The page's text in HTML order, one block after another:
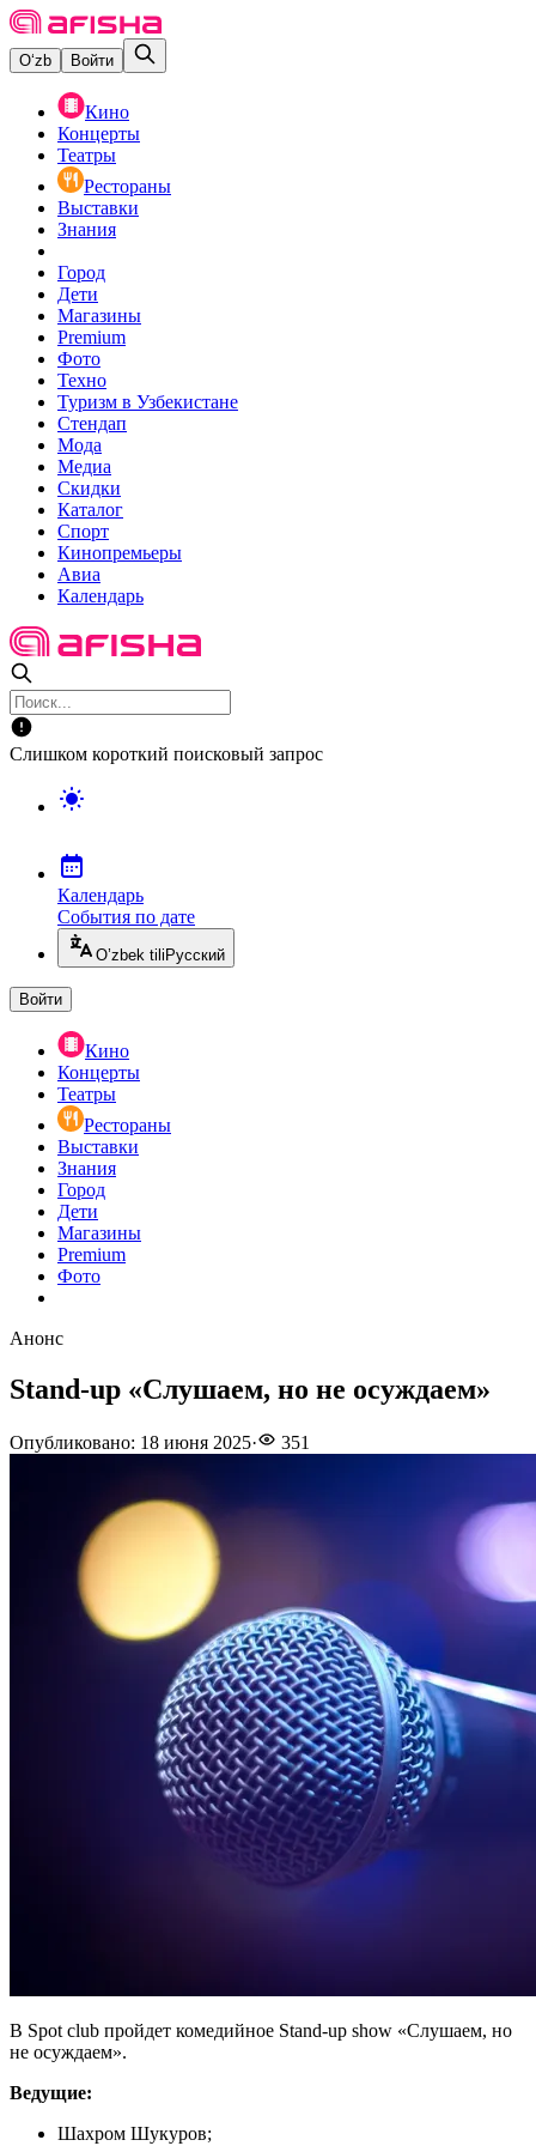
O‘zb Войти
Кино
Концерты
Театры
Рестораны
Выставки
Знания
Город
Дети
Магазины
Premium
Фото
Техно
Туризм в Узбекистане
Стендап
Мода
Медиа
Скидки
Каталог
Спорт
Кинопремьеры
Авиа
Календарь
Слишком короткий поисковый запрос
Календарь
События по дате
O’zbek tili Русский
Войти
Кино
Концерты
Театры
Рестораны
Выставки
Знания
Город
Дети
Магазины
Premium
Фото
Анонс
Stand-up «Слушаем, но не осуждаем»
Опубликовано: 18 июня 2025· 351
В Spot club пройдет комедийное Stand-up show «Слушаем, но
не осуждаем».
Ведущие:
Шахром Шукуров;